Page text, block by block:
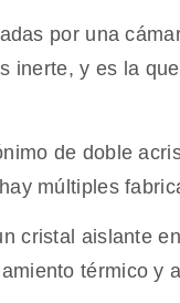
por una
inerte, y es la
de doble
múltiples
cristal aislante
térmico y